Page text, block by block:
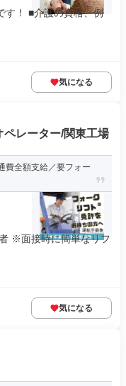
す！ ■介護の資格、例
気になる
レーター/関東工場
費全額支給／要フォー
※面接時に簡単なリフ
気になる